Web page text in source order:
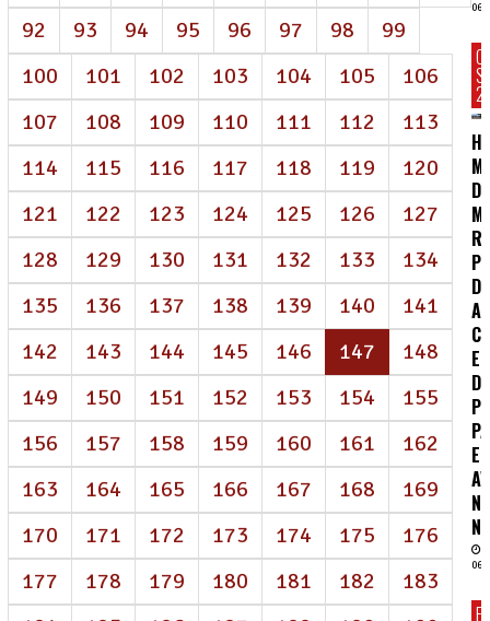
92
93 94 95 96 97 98
99
100
101 102 103 104 105
106
107
108 109 110 111 112
113
114
115 116 117 118 119
120
121
122 123 124 125 126
127
128
129 130 131 132 133
134
135
136 137 138 139 140
141
142
143 144 145 146 147 (atual)
148
149
150 151 152 153 154
155
156
157 158 159 160 161
162
163
164 165 166 167 168
169
170
171 172 173 174 175
176
177
178 179 180 181 182
183
06/
DE
E
06/